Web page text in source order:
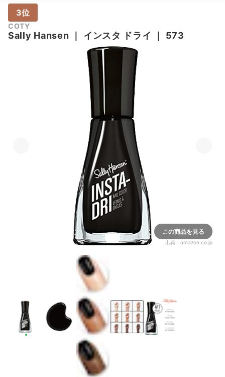
3位
COTY
Sally Hansen インスタ ドライ 573
この商品を見る
出典： amazon.co.jp